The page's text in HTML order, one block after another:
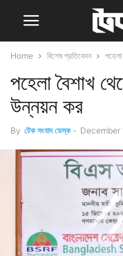
Home বিশেষ প্রতিবেদন
পহেলা বৈশাখ
উন্নয়ন কর
By টেক সংবাদ ডেস্ক - December